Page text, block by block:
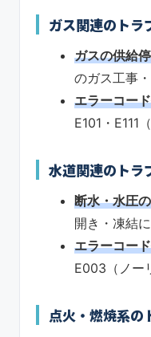
ガス関連のトラ
ガスの供給
のガス工事
エラーコー
E101・E111
水道関連のトラ
断水・水圧
開き・凍結
エラーコー
E003（ノー
点火・燃焼系の